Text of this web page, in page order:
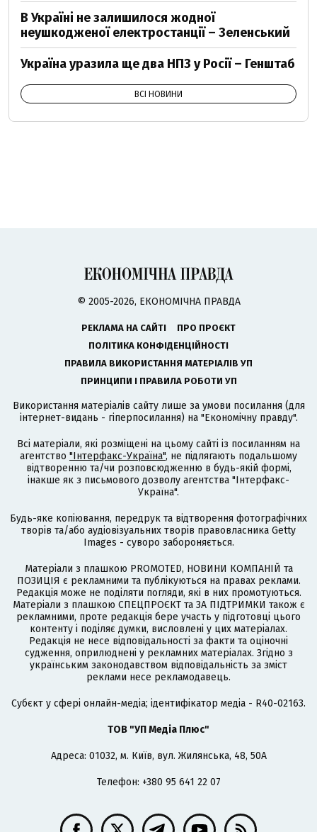
В Україні не залишилося жодної
неушкодженої електростанції – Зеленський
Україна уразила ще два НПЗ у Росії – Генштаб
ВСІ НОВИНИ
© 2005-2026, ЕКОНОМІЧНА ПРАВДА
РЕКЛАМА НА САЙТІ
ПРО ПРОЄКТ
ПОЛІТИКА КОНФІДЕНЦІЙНОСТІ
ПРАВИЛА ВИКОРИСТАННЯ МАТЕРІАЛІВ УП
ПРИНЦИПИ І ПРАВИЛА РОБОТИ УП
Використання матеріалів сайту лише за умови посилання (для
інтернет-видань - гіперпосилання) на "Економічну правду".
Всі матеріали, які розміщені на цьому сайті із посиланням на
агентство "Інтерфакс-Україна", не підлягають подальшому
відтворенню та/чи розповсюдженню в будь-якій формі,
інакше як з письмового дозволу агентства "Інтерфакс-
Україна".
Будь-яке копіювання, передрук та відтворення фотографічних
творів та/або аудіовізуальних творів правовласника Getty
Images - суворо забороняється.
Матеріали з плашкою PROMOTED, НОВИНИ КОМПАНІЙ та
ПОЗИЦІЯ є рекламними та публікуються на правах реклами.
Редакція може не поділяти погляди, які в них промотуються.
Матеріали з плашкою СПЕЦПРОЄКТ та ЗА ПІДТРИМКИ також є
рекламними, проте редакція бере участь у підготовці цього
контенту і поділяє думки, висловлені у цих матеріалах.
Редакція не несе відповідальності за факти та оціночні
судження, оприлюднені у рекламних матеріалах. Згідно з
українським законодавством відповідальність за зміст
реклами несе рекламодавець.
Cубєкт у сфері онлайн-медіа; ідентифікатор медіа - R40-02163.
ТОВ "УП Медіа Плюс"
Адреса: 01032, м. Київ, вул. Жилянська, 48, 50А
Телефон: +380 95 641 22 07